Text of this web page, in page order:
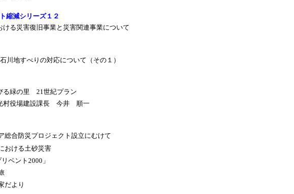
縮減シリーズ１２
ける災害復旧事業と災害関連事業について
川地すべりの対応について（その１）
る緑の里 21世紀プラン
村役場建設課長 今井 順一
総合防災プロジェクト設立にむけて
おける土砂災害
ベント2000」
だより